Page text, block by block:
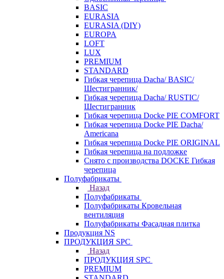
BASIC
EURASIA
EURASIA (DIY)
EUROPA
LOFT
LUX
PREMIUM
STANDARD
Гибкая черепица Dacha/ BASIC/
Шестигранник/
Гибкая черепица Dacha/ RUSTIC/
Шестигранник
Гибкая черепица Docke PIE COMFORT
Гибкая черепица Docke PIE Dacha/
Americana
Гибкая черепица Docke PIE ОRIGINАL
Гибкая черепица на подложке
Снято с производства DOCKE Гибкая
черепица
Полуфабрикаты
Назад
Полуфабрикаты
Полуфабрикаты Кровельная
вентиляция
Полуфабрикаты Фасадная плитка
Продукция NS
ПРОДУКЦИЯ SPC
Назад
ПРОДУКЦИЯ SPC
PREMIUM